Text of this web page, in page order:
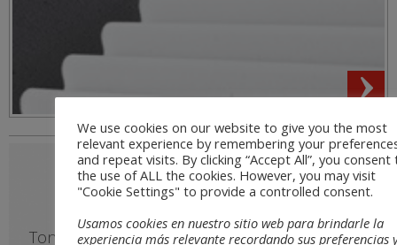
SONTECT®
Ton , sparsam, stilvoll und Komfort ohne